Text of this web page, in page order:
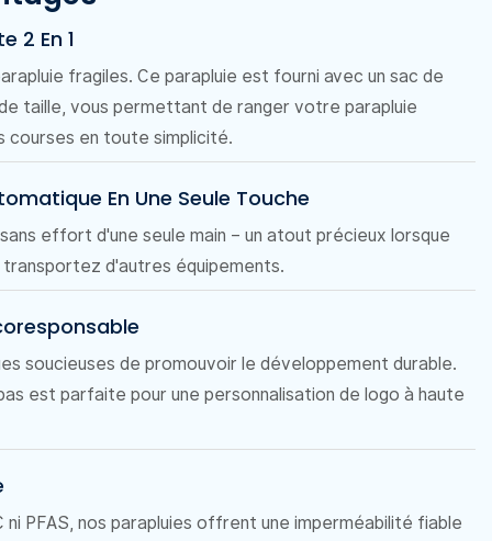
2 En 1
fragiles. Ce parapluie est fourni avec un sac de
taille, vous permettant de ranger votre parapluie
courses en toute simplicité.
En Une Seule Touche
effort d'une seule main – un atout précieux lorsque
d'autres équipements.
soucieuses de promouvoir le développement durable.
est parfaite pour une personnalisation de logo à haute
ni PFAS, nos parapluies offrent une imperméabilité fiable